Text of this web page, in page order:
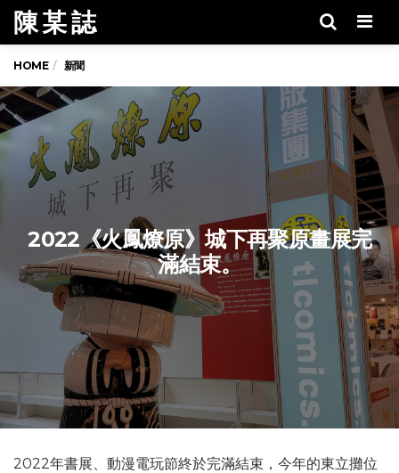
陳 某 誌
HOME 新聞
2022《火鳳燎原》城下再聚原畫展完
滿結束。
2022年書展、動漫電玩節終於完滿結束，今年的東立攤位